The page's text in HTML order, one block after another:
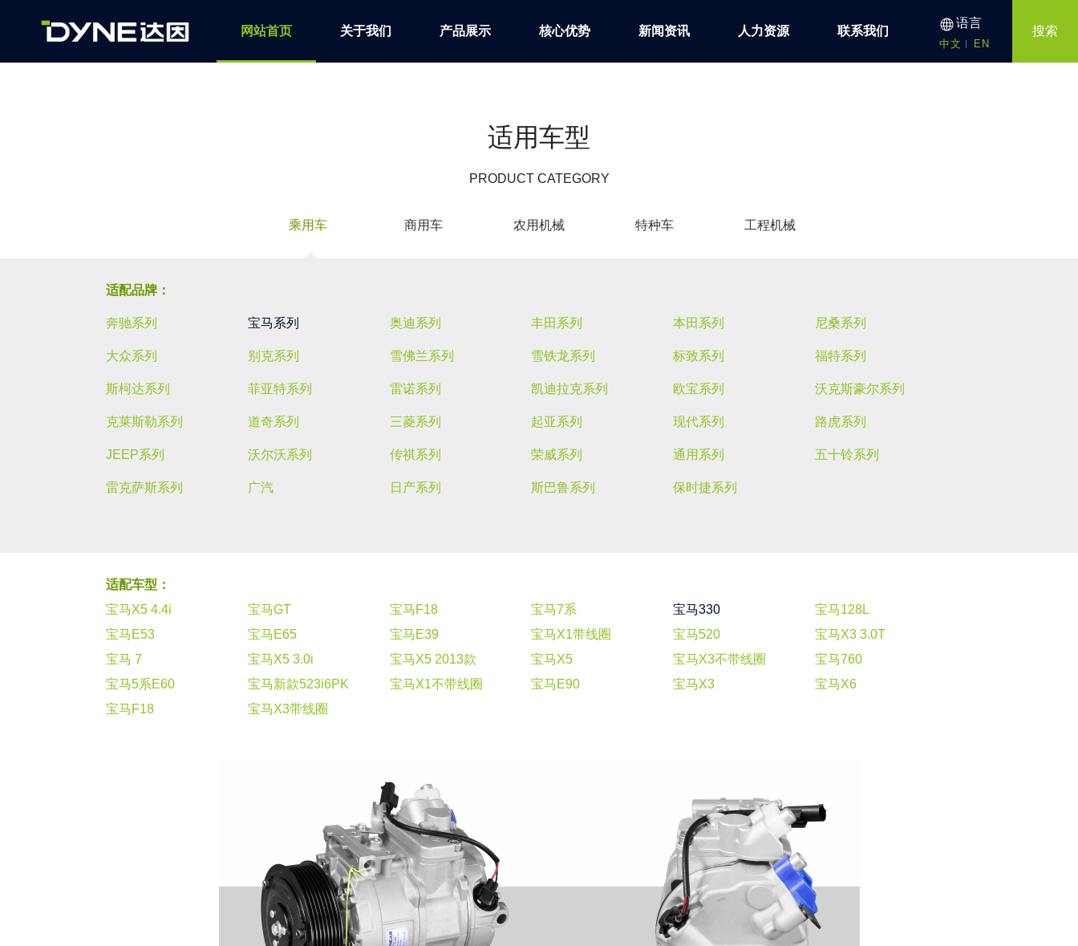
语言
中文 EN
搜索
网站首页 关于我们 产品展示 核心优势 新闻资讯 人力资源 联系我们
适用车型
PRODUCT CATEGORY
乘用车 商用车 农用机械 特种车 工程机械
适配品牌：
奔驰系列 宝马系列 奥迪系列 丰田系列 本田系列 尼桑系列
大众系列 别克系列 雪佛兰系列 雪铁龙系列 标致系列 福特系列
斯柯达系列 菲亚特系列 雷诺系列 凯迪拉克系列 欧宝系列 沃克斯豪尔系列
克莱斯勒系列 道奇系列 三菱系列 起亚系列 现代系列 路虎系列
JEEP系列 沃尔沃系列 传祺系列 荣威系列 通用系列 五十铃系列
雷克萨斯系列 广汽 日产系列 斯巴鲁系列 保时捷系列
适配车型：
宝马X5 4.4i
宝马GT 宝马F18 宝马7系 宝马330
宝马128L
宝马E53
宝马E65 宝马E39 宝马X1带线圈 宝马520
宝马X3 3.0T
宝马 7
宝马X5 3.0i 宝马X5 2013款 宝马X5 宝马X3不带线圈
宝马760
宝马5系E60
宝马新款523i6PK 宝马X1不带线圈 宝马E90 宝马X3
宝马X6
宝马F18
宝马X3带线圈